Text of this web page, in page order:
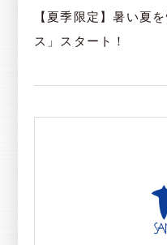
【夏季限定】暑い夏
ス」スタート！